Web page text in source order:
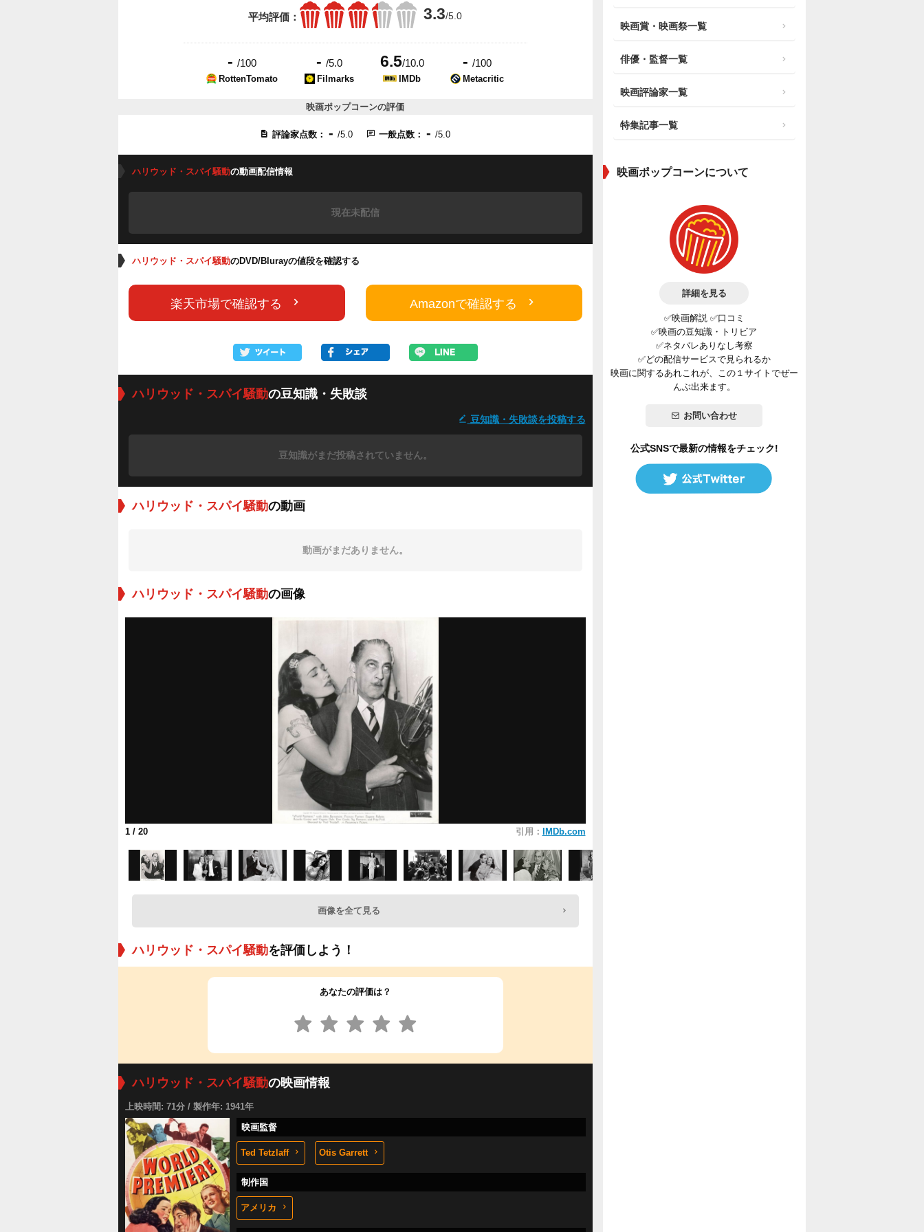
平均評価： 3.3/5.0
-/100
RottenTomato
- /5.0
Filmarks
6.5/10.0
IMDb
-/100
Metacritic
映画ポップコーンの評価
評論家点数： -/5.0 一般点数： -/5.0
ハリウッド・スパイ騒動の動画配信情報
現在未配信
ハリウッド・スパイ騒動のDVD/Blurayの値段を確認する
楽天市場で確認する Amazonで確認する
ハリウッド・スパイ騒動の豆知識・失敗談
豆知識・失敗談を投稿する
豆知識がまだ投稿されていません。
ハリウッド・スパイ騒動の動画
動画がまだありません。
ハリウッド・スパイ騒動の画像
1 / 20 引用： IMDb.com
画像を全て見る
ハリウッド・スパイ騒動を評価しよう！
あなたの評価は？
ハリウッド・スパイ騒動の映画情報
上映時間: 71分 / 製作年: 1941年
映画監督
Ted Tetzlaff Otis Garrett
制作国
アメリカ
映画賞・映画祭一覧
俳優・監督一覧
映画評論家一覧
特集記事一覧
映画ポップコーンについて
詳細を見る
✅映画解説 ✅口コミ
✅映画の豆知識・トリビア
✅ネタバレありなし考察
✅どの配信サービスで見られるか
映画に関するあれこれが、この１サイトでぜー
んぶ出来ます。
お問い合わせ
公式SNSで最新の情報をチェック!